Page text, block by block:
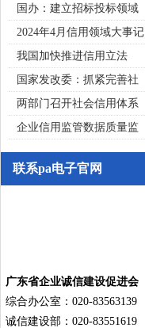
国办：建立招标投标领域
2024年4月信用领域大事记
我国加快推进信用立法
国家发改委：抓紧完善社
两部门召开社会信用体系
企业信用监管数据质量监
联系pa电子官网
广东省企业诚信建设促进会
综合办公室：020-83563139
诚信建设部：020-83551619